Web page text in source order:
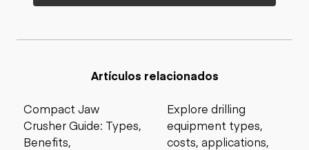
Artículos relacionados
Compact Jaw
Crusher Guide: Types,
Benefits,
Explore drilling
equipment types,
costs, applications,